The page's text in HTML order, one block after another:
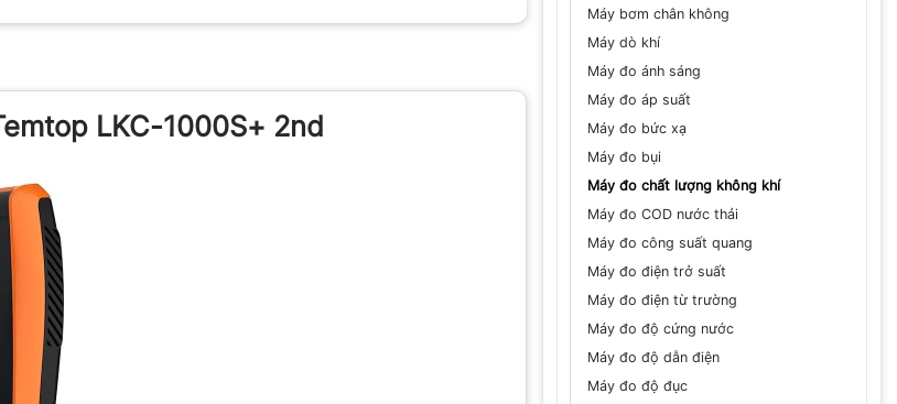
Máy bơm chân không
Máy dò khí
Máy đo ánh sáng
Máy đo áp suất
Máy đo bức xạ
Máy đo bụi
Máy đo chất lượng không khí
Máy đo COD nước thải
Máy đo công suất quang
Máy đo điện trở suất
Máy đo điện từ trường
Máy đo độ cứng nước
Máy đo độ dẫn điện
Máy đo độ đục
LKC-1000S+ 2nd